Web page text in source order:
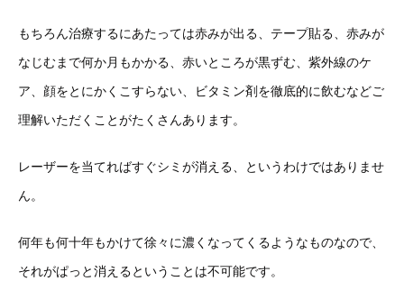
もちろん治療するにあたっては赤みが出る、テープ貼る、赤みが
なじむまで何か月もかかる、赤いところが黒ずむ、紫外線のケ
ア、顔をとにかくこすらない、ビタミン剤を徹底的に飲むなどご
理解いただくことがたくさんあります。
レーザーを当てればすぐシミが消える、というわけではありませ
ん。
何年も何十年もかけて徐々に濃くなってくるようなものなので、
それがぱっと消えるということは不可能です。